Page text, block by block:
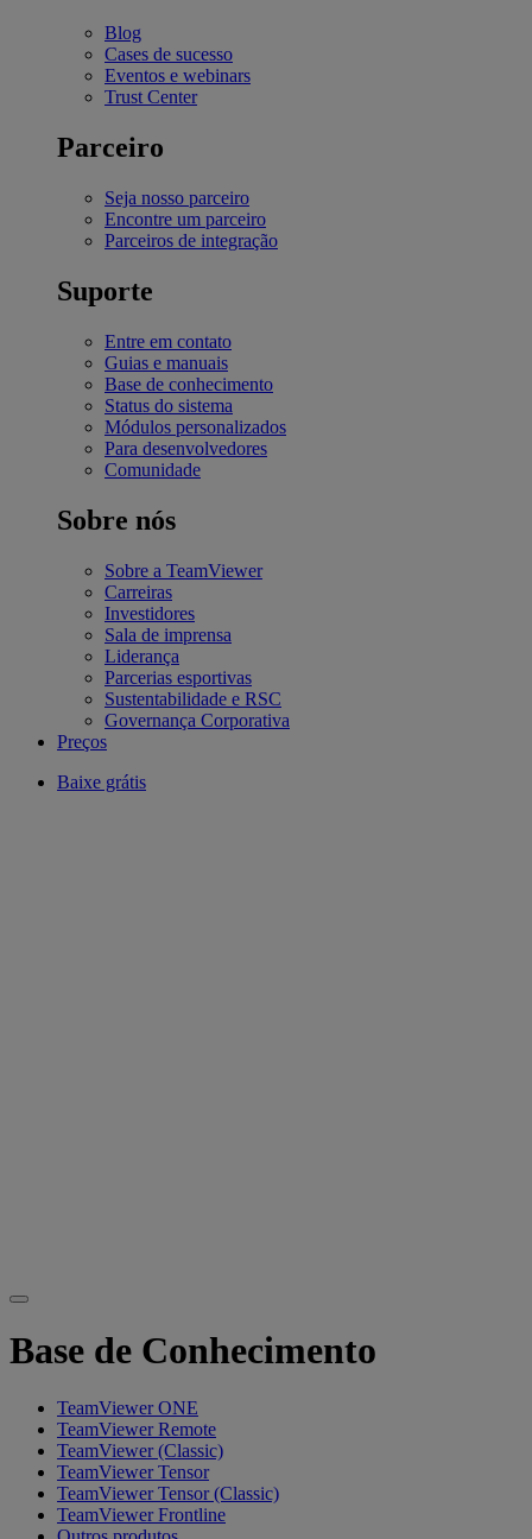
Blog
Cases de sucesso
Eventos e webinars
Trust Center
Parceiro
Seja nosso parceiro
Encontre um parceiro
Parceiros de integração
Suporte
Entre em contato
Guias e manuais
Base de conhecimento
Status do sistema
Módulos personalizados
Para desenvolvedores
Comunidade
Sobre nós
Sobre a TeamViewer
Carreiras
Investidores
Sala de imprensa
Liderança
Parcerias esportivas
Sustentabilidade e RSC
Governança Corporativa
Preços
Baixe grátis
Base de Conhecimento
TeamViewer ONE
TeamViewer Remote
TeamViewer (Classic)
TeamViewer Tensor
TeamViewer Tensor (Classic)
TeamViewer Frontline